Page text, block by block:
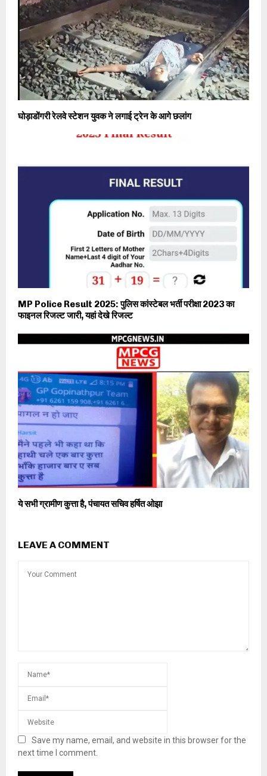
घोड़ाडोंगरी रेलवे स्टेशन युवक ने लगाई ट्रेन के आगे छलांग
MP Police Result 2025: पुलिस कांस्टेबल भर्ती परीक्षा 2023 का
फाइनल रिजल्ट जारी, यहां देखे रिजल्ट
ये सभी ग्रामीण कुत्ता है, पंचायत सचिव हर्षित ओझा
LEAVE A COMMENT
Save my name, email, and website in this browser for the
next time I comment.